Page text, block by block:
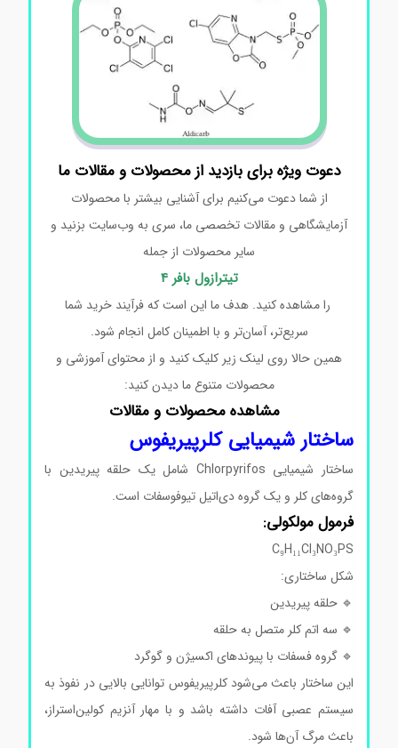
دعوت ویژه برای بازدید از محصولات و مقالات ما
از شما دعوت می‌کنیم برای آشنایی بیشتر با محصولات
آزمایشگاهی و مقالات تخصصی ما، سری به وب‌سایت بزنید و
سایر محصولات از جمله
تیترازول بافر 4
را مشاهده کنید. هدف ما این است که فرآیند خرید شما
سریع‌تر، آسان‌تر و با اطمینان کامل انجام شود.
همین حالا روی لینک زیر کلیک کنید و از محتوای آموزشی و
محصولات متنوع ما دیدن کنید:
مشاهده محصولات و مقالات
ساختار شیمیایی کلرپیریفوس
ساختار شیمیایی Chlorpyrifos شامل یک حلقه پیریدین با
گروه‌های کلر و یک گروه دی‌اتیل تیوفوسفات است.
فرمول مولکولی:
C₉H₁₁Cl₃NO₃PS
شکل ساختاری:
🔹 حلقه پیریدین
🔹 سه اتم کلر متصل به حلقه
🔹 گروه فسفات با پیوندهای اکسیژن و گوگرد
این ساختار باعث می‌شود کلرپیریفوس توانایی بالایی در نفوذ به
سیستم عصبی آفات داشته باشد و با مهار آنزیم کولین‌استراز،
باعث مرگ آن‌ها شود.